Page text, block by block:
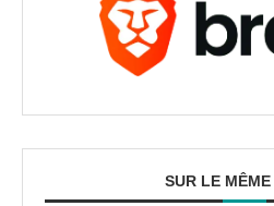
SUR LE